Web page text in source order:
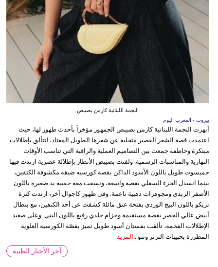
النجمة اللبنانية كارمن بصيبص
بيروت - المغرب اليوم
أبهرت النجمة اللبنانية كارمن بصيبص الجمهور مؤخراً بأحدث ظهور لها، حيث
اعتمدت قصة الشعر القصير متخلية عن شعرها الطويل المعتاد، لتتألق بإطلالات
مبتكرة وخاطفة جمعت بين التصاميم العملية والراقية التي تناسب الأوقات
النهارية والمناسبات الرسمية. ولفتت بصيبص الأنظار بإطلالة عصرية ارتدت فيها
جمبسوت طويل باللون الأسود الداكن بقصة كورسيه ضيقة مكشوفة الكتفين،
بينما انسدل الجزء السفلي بقصة واسعة، ونسقت معه حقيبة يد صغيرة باللون
الأصفر الزبدي ومجوهرات ذهبية ناعمة. وفي ظهور كاجوال آخر، ارتدت كنزة
تريكو باللون البيج الوردي بفتحة عنق مائلة كشفت عن أحد الكتفين، مع بنطال
أبيض عالي الخصر بقصة مستقيمة وحزام جلدي رفيع باللون البني. وعلى صعيد
الإطلالات الفخمة، تألقت بفستان أسود طويل تميز بقصّة الكورسيه العلوية
المطرزة بحبيبات الترتر وتنو...
المزيد
آخر الأخبار الطبية